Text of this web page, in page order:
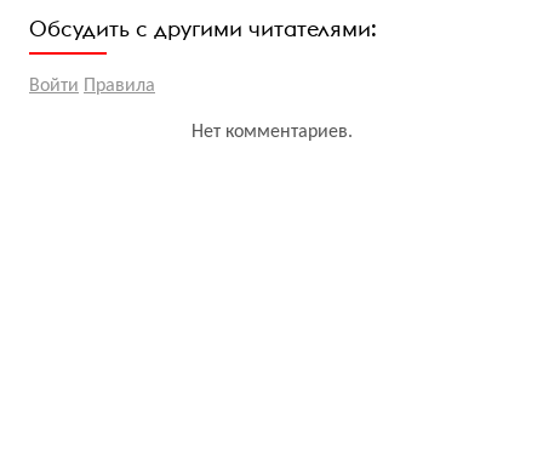
Обсудить с другими читателями:
Войти Правила
Нет комментариев.